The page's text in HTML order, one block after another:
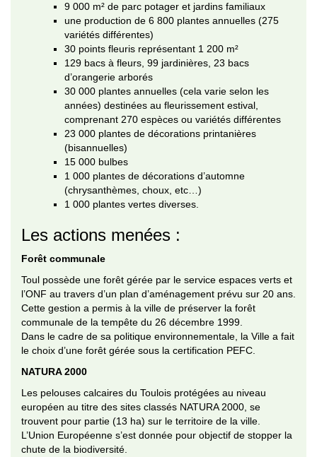
9 000 m² de parc potager et jardins familiaux
une production de 6 800 plantes annuelles (275
variétés différentes)
30 points fleuris représentant 1 200 m²
129 bacs à fleurs, 99 jardinières, 23 bacs
d’orangerie arborés
30 000 plantes annuelles (cela varie selon les
années) destinées au fleurissement estival,
comprenant 270 espèces ou variétés différentes
23 000 plantes de décorations printanières
(bisannuelles)
15 000 bulbes
1 000 plantes de décorations d’automne
(chrysanthèmes, choux, etc…)
1 000 plantes vertes diverses.
Les actions menées :
Forêt communale
Toul possède une forêt gérée par le service espaces verts et
l’ONF au travers d’un plan d’aménagement prévu sur 20 ans.
Cette gestion a permis à la ville de préserver la forêt
communale de la tempête du 26 décembre 1999.
Dans le cadre de sa politique environnementale, la Ville a fait
le choix d’une forêt gérée sous la certification PEFC.
NATURA 2000
Les pelouses calcaires du Toulois protégées au niveau
européen au titre des sites classés NATURA 2000, se
trouvent pour partie (13 ha) sur le territoire de la ville.
L’Union Européenne s’est donnée pour objectif de stopper la
chute de la biodiversité.